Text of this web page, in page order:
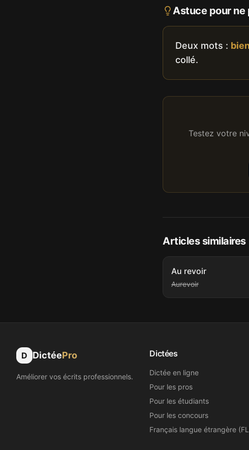
Astuce pour ne
Deux mots : bien
collé.
Testez votre
Articles similaires
Au revoir
Aurevoir
D DictéePro
Améliorer vos écrits professionnels.
Dictées
Dictée en ligne
Pour les pros
Pour les étudiants
Pour les concours
Français langue étrangère